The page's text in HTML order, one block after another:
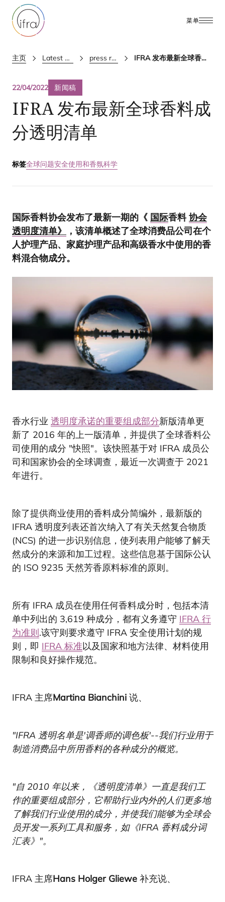
菜单
主页 Latest Updates press releases IFRA 发布最新全球香料成分透明清单
22/04/2022 新闻稿
IFRA发布最新全球香料成
分透明清单
标签全球问题安全使用和香氛科学
国际香料协会发布了最新一期的《 国际香料协会
透明度清单》
，该清单概述了全球消费品公司在个
人护理产品、家庭护理产品和高级香水中使用的香
料混合物成分。
香水行业 透明度承诺的重要组成部分新版清单更
新了 2016 年的上一版清单，并提供了全球香料公
司使用的成分 "快照"。该快照基于对 IFRA 成员公
司和国家协会的全球调查，最近一次调查于 2021
年进行。
除了提供商业使用的香料成分简编外，最新版的
IFRA 透明度列表还首次纳入了有关天然复合物质
(NCS) 的进一步识别信息，使列表用户能够了解天
然成分的来源和加工过程。这些信息基于国际公认
的 ISO 9235 天然芳香原料标准的原则。
所有 IFRA 成员在使用任何香料成分时，包括本清
单中列出的 3,619 种成分，都有义务遵守 IFRA 行
为准则.该守则要求遵守 IFRA 安全使用计划的规
则，即 IFRA 标准以及国家和地方法律、材料使用
限制和良好操作规范。
IFRA 主席Martina Bianchini 说、
"IFRA 透明名单是'调香师的调色板'--我们行业用于
制造消费品中所用香料的各种成分的概览。
"自 2010 年以来，《透明度清单》一直是我们工
作的重要组成部分，它帮助行业内外的人们更多地
了解我们行业使用的成分，并使我们能够为全球会
员开发一系列工具和服务，如《IFRA 香料成分词
汇表》"。
IFRA 主席Hans Holger Gliewe 补充说、